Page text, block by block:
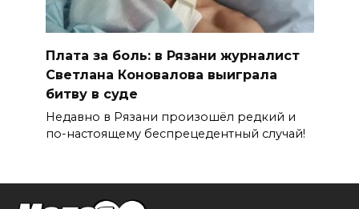
Плата за боль: в Рязани журналист
Светлана Коновалова выиграла
битву в суде
Недавно в Рязани произошёл редкий и
по-настоящему беспрецедентный случай!